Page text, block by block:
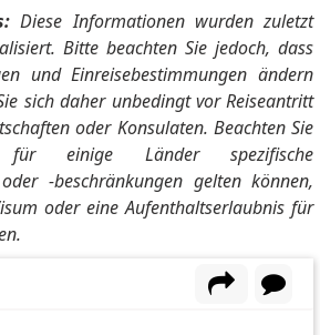
Diese Informationen wurden zuletzt
Bitte beachten Sie jedoch, dass
und Einreisebestimmungen ändern
sich daher unbedingt vor Reiseantritt
oder Konsulaten. Beachten Sie
für einige Länder spezifische
-beschränkungen gelten können,
oder eine Aufenthaltserlaubnis für